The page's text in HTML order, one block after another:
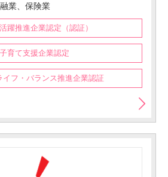
業、保険業
躍推進企業認定（認証）
子育て支援企業認定
イフ・バランス推進企業認証